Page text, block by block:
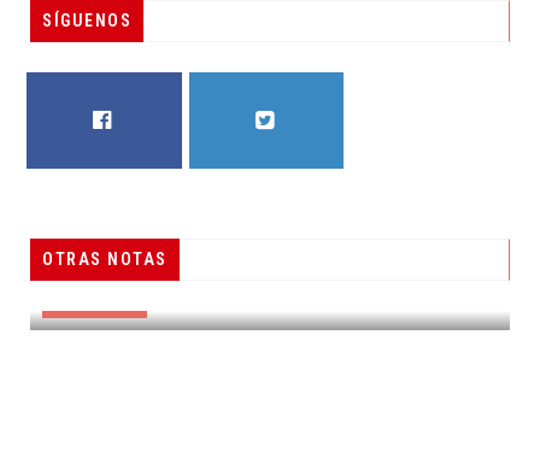
SÍGUENOS
OTRAS NOTAS
RESUELVEN DOS CASOS DE ENGAÑO TELEFÓNICO